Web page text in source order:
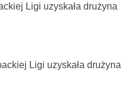
Ligi uzyskała drużyna
Ligi uzyskała drużyna